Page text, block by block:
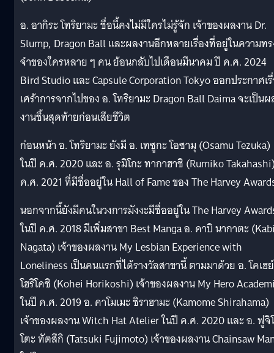
อ. อากิระ โทริยามะ ชื่อนี้คงไม่มีใครไม่รู้จัก เจ้าของผลงาน Dr.
Slump, Dragon Ball และผลงานอีกหลายเรื่องที่อยู่ในความท
จำของใครหลาย ๆ คน ย้อนกลับไปเดือนมีนาคม ปี ค.ศ. 2024
Bird Studio และ Capsule Corporation Tokyo ออกประกาศเ
เศร้าการจากไปของ อ. โทริยามะ Dragon Ball Daima จะเป็น
งานชิ้นสุดท้ายก่อนเสียชีวิต
ก่อนหน้า อ. โทริยามะ ยังมี อ. เทซูกะ โอซามุ (Osamu Tezuka)
ในปี ค.ศ. 2020 และ อ. รุมิโกะ ทากาฮาชิ (Rumiko
ค.ศ. 2021 ที่มีชื่ออยู่ใน Hall of Fame ของ The Harvey
นอกจากนี้ยังมีคนในวงการมังงะมีชื่ออยู่ใน The Harvey
ในปี ค.ศ. 2018 มีเพิ่มสาขา Best Manga อ. คาบิ นากาตะ
Nagata) เจ้าของผลงาน My Lesbian Experience with
Loneliness เป็นคนแรกที่ได้รางวัลสาขานี้ ตามมาด้วย อ. โคเฮย์
โฮริโคชิ (Kohei Horikoshi) เจ้าของผลงาน My Hero
ในปี ค.ศ. 2019 อ. คาโมเมะ ชิราฮามะ (Kamome Shirahama)
เจ้าของผลงาน Witch Hat Atelier ในปี ค.ศ. 2020 และ อ. ฟูจิ
โตะ ทัตสึกิ (Tatsuki Fujimoto) เจ้าของผลงาน Chainsaw